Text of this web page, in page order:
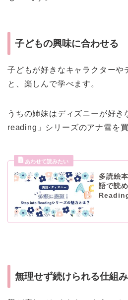
子どもの興味に合わせる
子どもが好きなキャラクターや
と、楽しんで学べます。
うちの姉妹はディズニーが好
reading」シリーズのアナ雪を
多読絵
語で読
無理せず続けられる仕組